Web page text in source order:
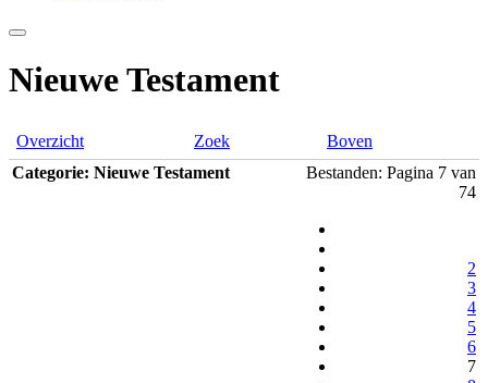
Nieuwe Testament
Overzicht Zoek
Boven
Categorie: Nieuwe Testament
Bestanden: Pagina 7 van
74
2
3
4
5
6
7